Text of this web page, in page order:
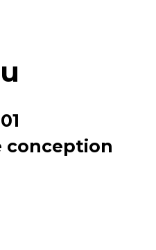
01
conception